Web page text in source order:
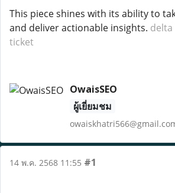
This piece shines with its ability to
and deliver actionable insights.
ticket
OwaisSEO
ผู้เยี่ยมชม
14 พ.ค. 2568 11:55 #1